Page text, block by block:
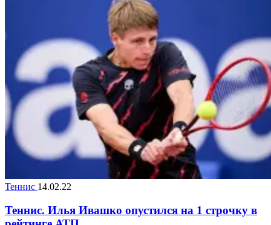
Теннис 14.02.22
Теннис. Илья Ивашко опустился на 1 строчку в